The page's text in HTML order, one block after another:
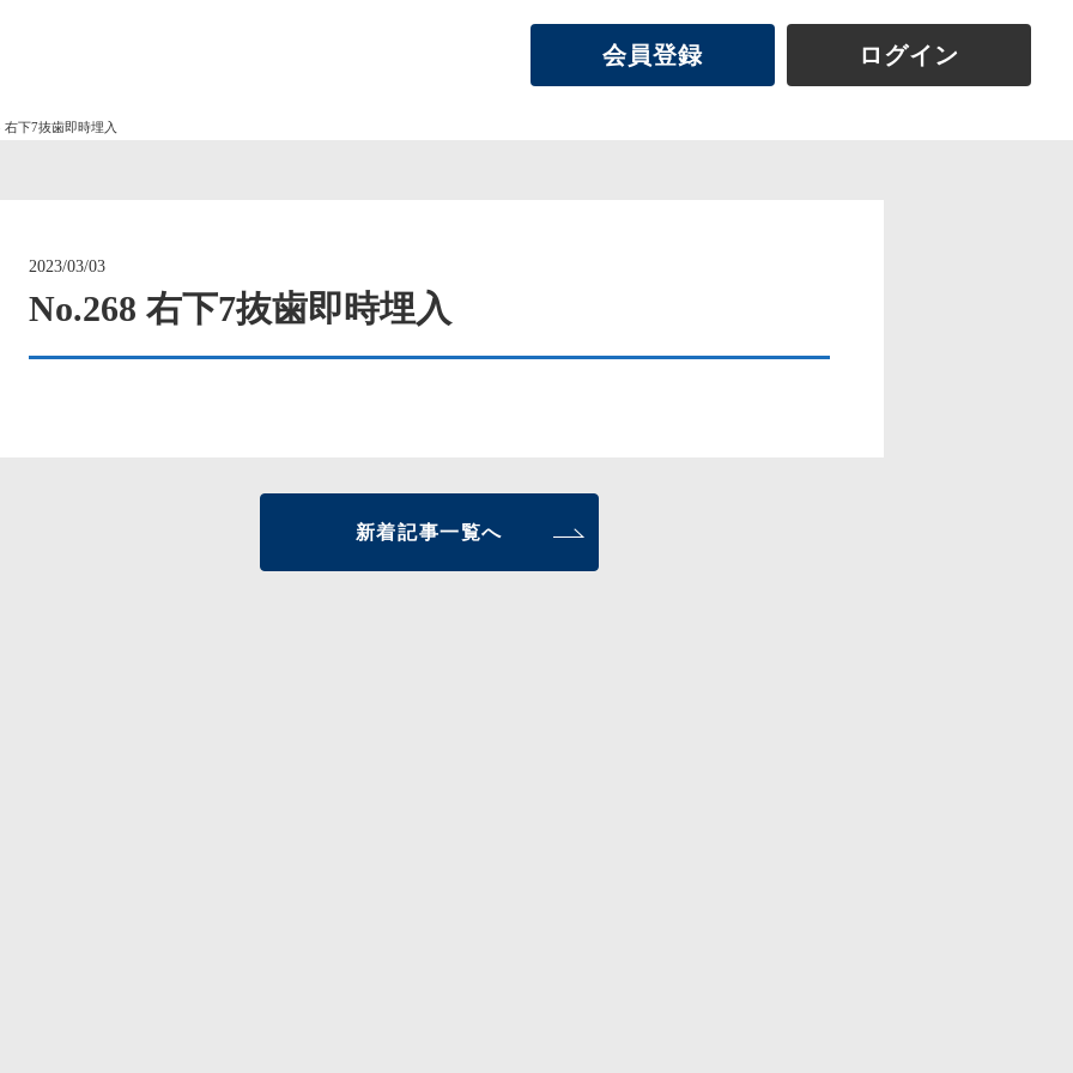
会員登録 ログイン
右下7抜歯即時埋入
2023/03/03
No.268 右下7抜歯即時埋入
新着記事一覧へ